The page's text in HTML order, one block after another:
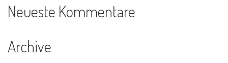
Neueste Kommentare
Archive